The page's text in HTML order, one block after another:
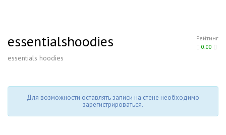
Рейтинг
0.00
essentialshoodies
essentials hoodies
Для возможности оставлять записи на стене необходимо
зарегистрироваться.